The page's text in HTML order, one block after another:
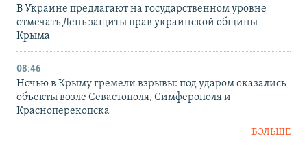
В Украине предлагают на государственном уровне
отмечать День защиты прав украинской общины
Крыма
08:46
Ночью в Крыму гремели взрывы: под ударом оказались
объекты возле Севастополя, Симферополя и
Красноперекопска
БОЛЬШЕ